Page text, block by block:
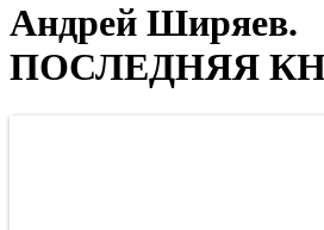
Андрей Ширяев.
ПОСЛЕДНЯЯ